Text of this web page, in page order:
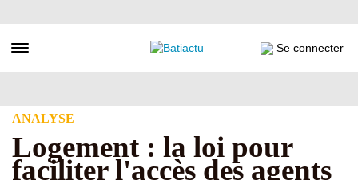
au
principal
Toggle navigation Se connecter
ANALYSE
Logement : la loi pour
faciliter l'accès des agents